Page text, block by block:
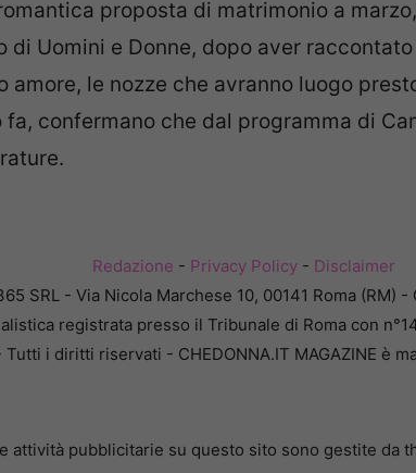
proposta di matrimonio a marzo,
Uomini e Donne, dopo aver
le nozze che avranno luogo
confermano che dal programma di
Redazione - Privacy Policy- Disclaimer
SRL - Via Nicola Marchese 10, 00141 Roma (RM)
registrata presso il Tribunale di Roma con
i diritti riservati - CHEDONNA.IT MAGAZINE è
attività pubblicitarie su questo sito sono gestite da